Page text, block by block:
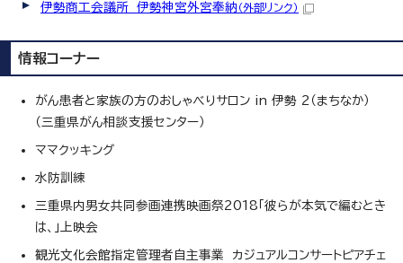
伊勢商工会議所 伊勢神宮外宮奉納 （外部リンク）
情報コーナー
がん患者と家族の方のおしゃべりサロン in 伊勢 2（まちなか）
（三重県がん相談支援センター）
ママクッキング
水防訓練
三重県内男女共同参画連携映画祭2018「彼らが本気で編むとき
は、」上映会
観光文化会館指定管理者自主事業 カジュアルコンサートピアチェ